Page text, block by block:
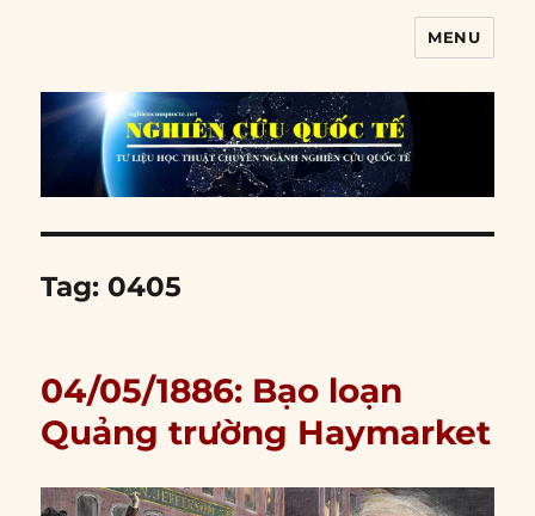
MENU
Tag: 0405
04/05/1886: Bạo loạn
Quảng trường Haymarket